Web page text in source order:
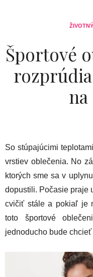
Športové
So stúpajúcimi
vrstiev oblečenia. No
ktorých sme sa v
dopustili. Počasie praje
cvičiť stále a pokiaľ je
toto športové
jednoducho bude